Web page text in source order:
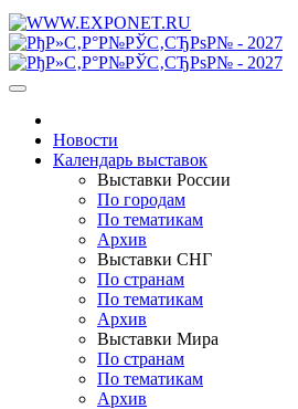
Новости
Календарь выставок
Выставки России
По городам
По тематикам
Архив
Выставки СНГ
По странам
По тематикам
Архив
Выставки Мира
По странам
По тематикам
Архив